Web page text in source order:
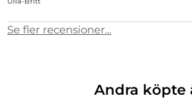
Se fler recensioner...
Andra köpte